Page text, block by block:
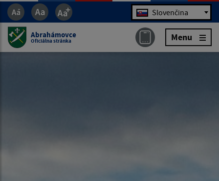
Jazyk Slovenčina
Abrahámovce
Oficiálna stránka Menu